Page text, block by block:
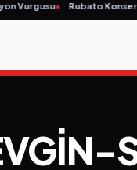
Vurgusu• Rubato Konser